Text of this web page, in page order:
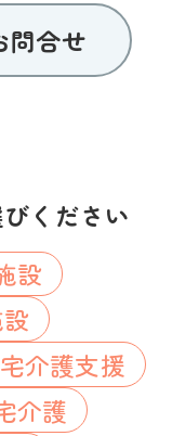
問合せ
ください
設
介護支援
介護